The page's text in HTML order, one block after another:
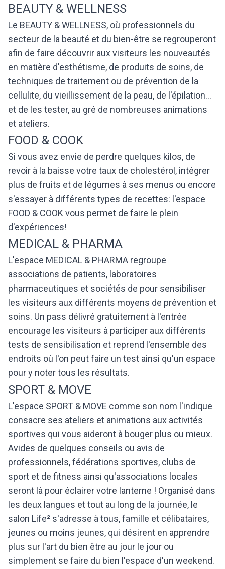
BEAUTY & WELLNESS
Le BEAUTY & WELLNESS, où professionnels du
secteur de la beauté et du bien-être se regrouperont
afin de faire découvrir aux visiteurs les nouveautés
en matière d'esthétisme, de produits de soins, de
techniques de traitement ou de prévention de la
cellulite, du vieillissement de la peau, de l'épilation...
et de les tester, au gré de nombreuses animations
et ateliers.
FOOD & COOK
Si vous avez envie de perdre quelques kilos, de
revoir à la baisse votre taux de cholestérol, intégrer
plus de fruits et de légumes à ses menus ou encore
s'essayer à différents types de recettes: l'espace
FOOD & COOK vous permet de faire le plein
d'expériences!
MEDICAL & PHARMA
L'espace MEDICAL & PHARMA regroupe
associations de patients, laboratoires
pharmaceutiques et sociétés de pour sensibiliser
les visiteurs aux différents moyens de prévention et
soins. Un pass délivré gratuitement à l'entrée
encourage les visiteurs à participer aux différents
tests de sensibilisation et reprend l'ensemble des
endroits où l'on peut faire un test ainsi qu'un espace
pour y noter tous les résultats.
SPORT & MOVE
L'espace SPORT & MOVE comme son nom l'indique
consacre ses ateliers et animations aux activités
sportives qui vous aideront à bouger plus ou mieux.
Avides de quelques conseils ou avis de
professionnels, fédérations sportives, clubs de
sport et de fitness ainsi qu'associations locales
seront là pour éclairer votre lanterne ! Organisé dans
les deux langues et tout au long de la journée, le
salon Life² s'adresse à tous, famille et célibataires,
jeunes ou moins jeunes, qui désirent en apprendre
plus sur l'art du bien être au jour le jour ou
simplement se faire du bien l'espace d'un weekend.